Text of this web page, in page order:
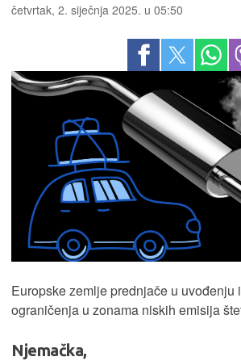
četvrtak, 2. siječnja 2025. u 05:50
Europske zemlje prednjače u uvođenju
ograničenja u zonama niskih emisija
Njemačka,